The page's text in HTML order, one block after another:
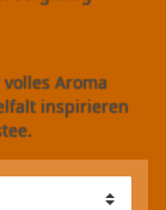
Aroma
inspirieren